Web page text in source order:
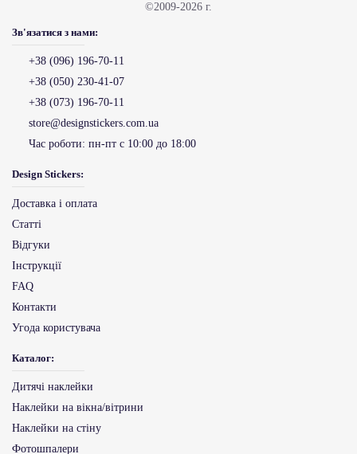
©2009-2026 г.
Зв'язатися з нами:
+38 (096) 196-70-11
+38 (050) 230-41-07
+38 (073) 196-70-11
store@designstickers.com.ua
Час роботи: пн-пт с 10:00 до 18:00
Design Stickers:
Доставка і оплата
Статті
Відгуки
Інструкції
FAQ
Контакти
Угода користувача
Каталог:
Дитячі наклейки
Наклейки на вікна/вітрини
Наклейки на стіну
Фотошпалери